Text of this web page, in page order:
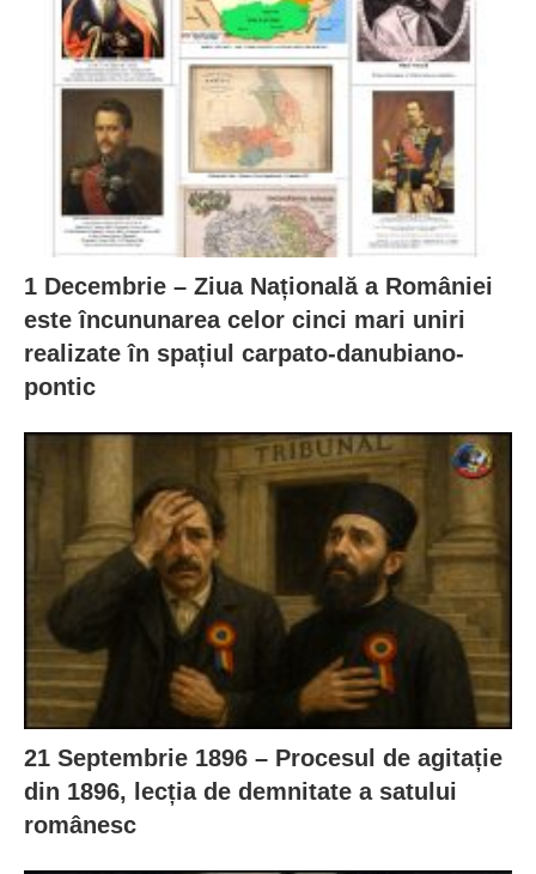
1 Decembrie – Ziua Națională a României
este încununarea celor cinci mari uniri
realizate în spațiul carpato-danubiano-
pontic
21 Septembrie 1896 – Procesul de agitație
din 1896, lecția de demnitate a satului
românesc